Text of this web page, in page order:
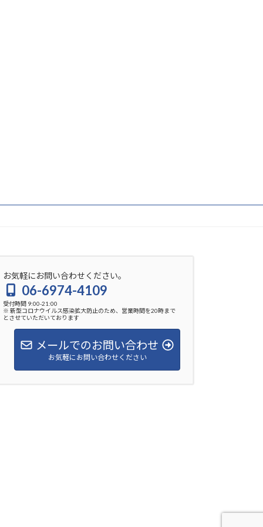
お気軽にお問い合わせください。
06-6974-4109
受付時間 9:00-21:00
※ 新型コロナウイルス感染拡大防止のため、営業時間を20時まで
とさせていただいております
メールでのお問い合わせ
お気軽にお問い合わせください